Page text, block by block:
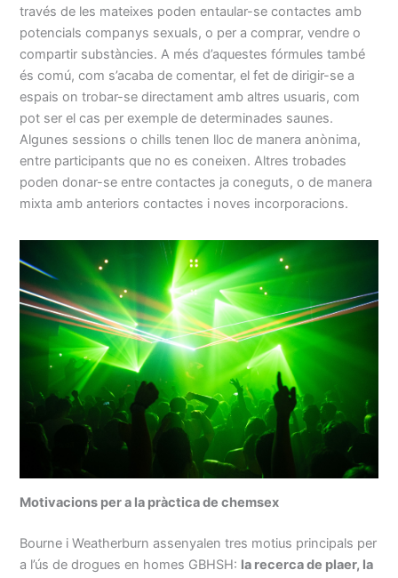
través de les mateixes poden entaular-se contactes amb
potencials companys sexuals, o per a comprar, vendre o
compartir substàncies. A més d’aquestes fórmules també
és comú, com s’acaba de comentar, el fet de dirigir-se a
espais on trobar-se directament amb altres usuaris, com
pot ser el cas per exemple de determinades saunes.
Algunes sessions o chills tenen lloc de manera anònima,
entre participants que no es coneixen. Altres trobades
poden donar-se entre contactes ja coneguts, o de manera
mixta amb anteriors contactes i noves incorporacions.
Motivacions per a la pràctica de chemsex
Bourne i Weatherburn assenyalen tres motius principals per
a l’ús de drogues en homes GBHSH: la recerca de plaer, la